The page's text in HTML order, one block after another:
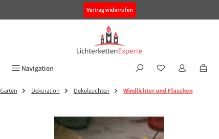
Vertrag widerrufen
Navigation
Garten Dekoration Dekoleuchten Windlichter und Flaschen
Bildergalerie überspringen